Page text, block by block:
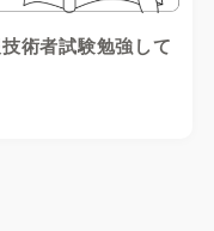
術者試験勉強して